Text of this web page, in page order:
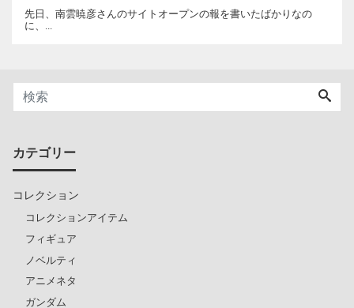
先日、南雲暁彦さんのサイトオープンの報を書いたばかりなの
に、...
カテゴリー
コレクション
コレクションアイテム
フィギュア
ノベルティ
アニメネタ
ガンダム